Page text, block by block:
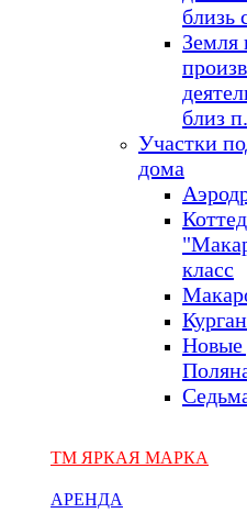
близь
Земля
близ
Участки
дома
класс
Новые
ТМ ЯРКАЯ МАРКА
АРЕНДА